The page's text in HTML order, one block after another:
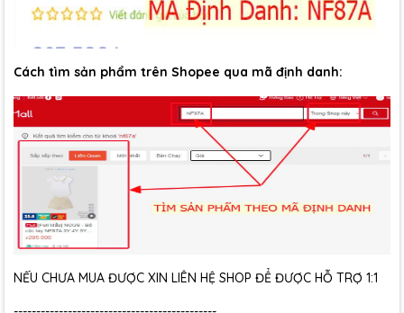
Cách tìm sản phẩm trên Shopee qua mã định danh:
NẾU CHƯA MUA ĐƯỢC XIN LIÊN HỆ SHOP ĐỂ ĐƯỢC HỖ TRỢ 1:1